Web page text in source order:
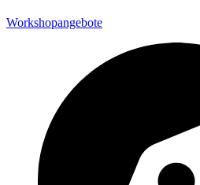
Workshopangebote